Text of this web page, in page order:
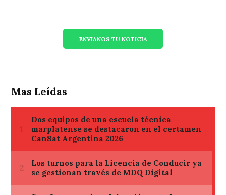
ENVIANOS TU NOTICIA
Mas Leídas